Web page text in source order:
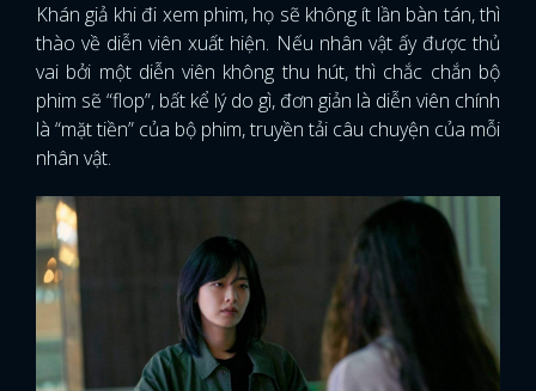
Khán giả khi đi xem phim, họ sẽ không ít lần bàn tán, thì
thào về diễn viên xuất hiện. Nếu nhân vật ấy được thủ
vai bởi một diễn viên không thu hút, thì chắc chắn bộ
phim sẽ “flop”, bất kể lý do gì, đơn giản là diễn viên chính
là “mặt tiền” của bộ phim, truyền tải câu chuyện của mỗi
nhân vật.